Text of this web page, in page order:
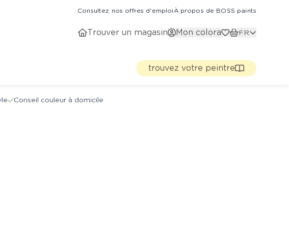
Consultez nos offres d'emploiÀ propos de BOSS paints
Trouver un magasin Mon colora FR
trouvez votre peintre
Conseil couleur à domicile